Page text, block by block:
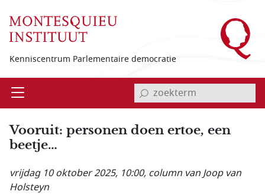
Kenniscentrum Parlementaire democratie
Open invoerveld zoekterm
Vooruit: personen doen ertoe, een
beetje…
vrijdag 10 oktober 2025, 10:00, column van Joop van
Holsteyn